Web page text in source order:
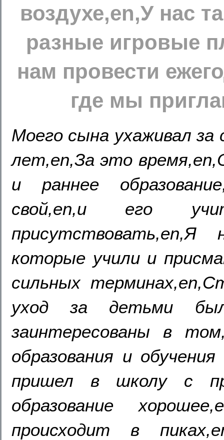
воздухе,en,У нас
разные игровые
нам провести
где мы
Моего сына ухаживал за
лет,en,За это
и раннее
свой,en,и его
которые учили и
сильных
уход за детьми
заинтересованы в
образования и
пришел в школу с
образование
происходит в